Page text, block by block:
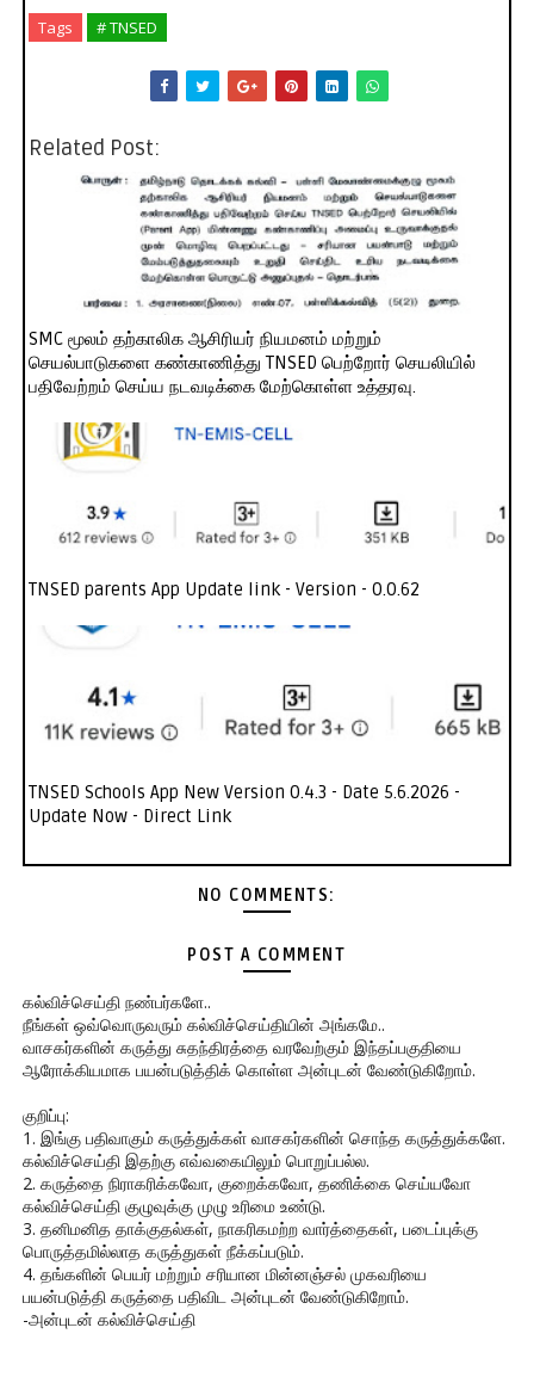
Tags # TNSED
Related Post:
SMC மூலம் தற்காலிக ஆசிரியர் நியமனம் மற்றும்
செயல்பாடுகளை கண்காணித்து TNSED பெற்றோர் செயலியில்
பதிவேற்றம் செய்ய நடவடிக்கை மேற்கொள்ள உத்தரவு.
TNSED parents App Update link - Version - 0.0.62
TNSED Schools App New Version 0.4.3 - Date 5.6.2026 -
Update Now - Direct Link
NO COMMENTS:
POST A COMMENT
கல்விச்செய்தி நண்பர்களே..
நீங்கள் ஒவ்வொருவரும் கல்விச்செய்தியின் அங்கமே..
வாசகர்களின் கருத்து சுதந்திரத்தை வரவேற்கும் இந்தப்பகுதியை
ஆரோக்கியமாக பயன்படுத்திக் கொள்ள அன்புடன் வேண்டுகிறோம்.
குறிப்பு:
1. இங்கு பதிவாகும் கருத்துக்கள் வாசகர்களின் சொந்த கருத்துக்களே.
கல்விச்செய்தி இதற்கு எவ்வகையிலும் பொறுப்பல்ல.
2. கருத்தை நிராகரிக்கவோ, குறைக்கவோ, தணிக்கை செய்யவோ
கல்விச்செய்தி குழுவுக்கு முழு உரிமை உண்டு.
3. தனிமனித தாக்குதல்கள், நாகரிகமற்ற வார்த்தைகள், படைப்புக்கு
பொருத்தமில்லாத கருத்துகள் நீக்கப்படும்.
4. தங்களின் பெயர் மற்றும் சரியான மின்னஞ்சல் முகவரியை
பயன்படுத்தி கருத்தை பதிவிட அன்புடன் வேண்டுகிறோம்.
-அன்புடன் கல்விச்செய்தி